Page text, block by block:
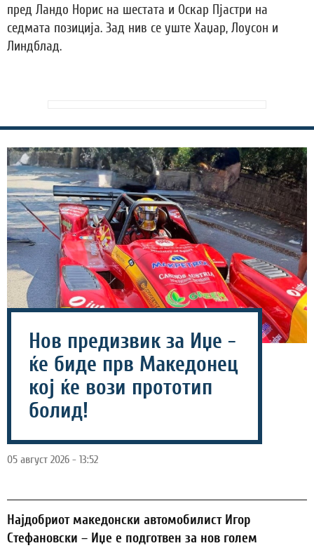
пред Ландо Норис на шестата и Оскар Пјастри на
седмата позиција. Зад нив се уште Хаџар, Лоусон и
Линдблад.
Нов предизвик за Иџе -
ќе биде прв Македонец
кој ќе вози прототип
болид!
05 август 2026 - 13:52
Најдобриот македонски автомобилист Игор
Стефановски – Иџе е подготвен за нов голем